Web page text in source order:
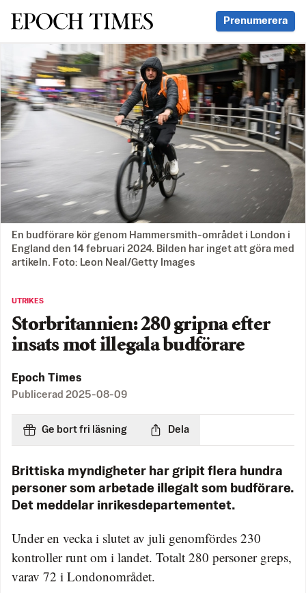
Svenska Epoch Times Prenumerera
En budförare kör genom Hammersmith-området i London i
England den 14 februari 2024. Bilden har inget att göra med
artikeln. Foto: Leon Neal/Getty Images
UTRIKES
Storbritannien: 280 gripna efter
insats mot illegala budförare
Epoch Times
Publicerad 2025-08-09
Ge bort fri läsning Dela
Brittiska myndigheter har gripit flera hundra
personer som arbetade illegalt som budförare.
Det meddelar inrikesdepartementet.
Under en vecka i slutet av juli genomfördes 230
kontroller runt om i landet. Totalt 280 personer greps,
varav 72 i Londonområdet.